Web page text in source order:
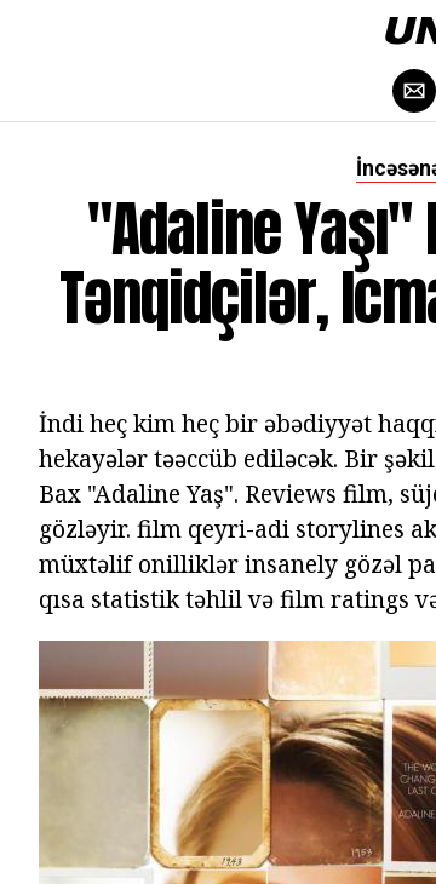
"Adaline Yaşı"
Tənqidçilər,
İndi heç kim heç bir əbədiyyət
hekayələr təəccüb ediləcək. Bir
Bax "Adaline Yaş". Reviews film,
gözləyir. film qeyri-adi storylines
müxtəlif onilliklər insanely gözəl
qısa statistik təhlil və film ratings